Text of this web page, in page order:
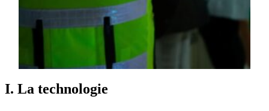
I. La technologie